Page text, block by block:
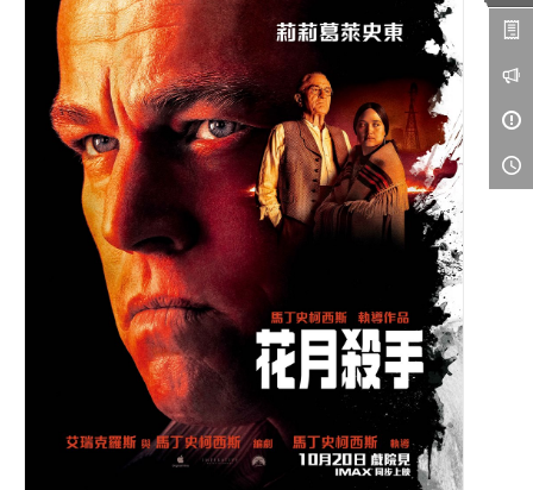
4DX
VR 演唱會
GOLD CLASS
AD口述影像
LIVE演唱會
影城公告
影城活動
中獎名單
合作夥伴